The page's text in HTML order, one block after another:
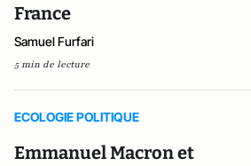
France
Samuel Furfari
5 min de lecture
ECOLOGIE POLITIQUE
Emmanuel Macron et